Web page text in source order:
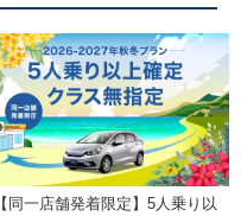
【同一店舗発着限定】5人乗り以